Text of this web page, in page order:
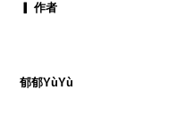
▎ 作者
郁郁YùYù